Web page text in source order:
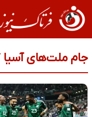
جام ملت‌های آسیا ۲۰۲۷